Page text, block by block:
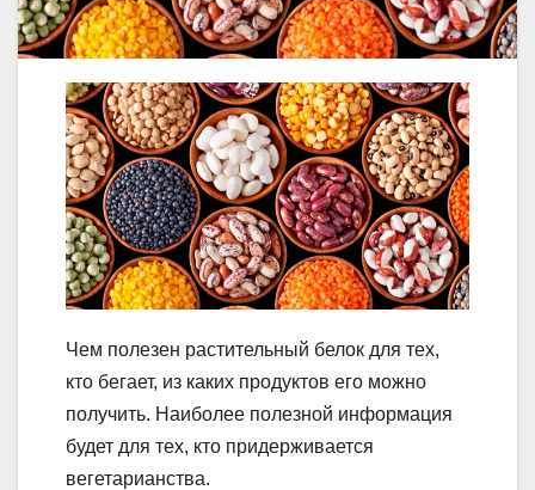
Чем полезен растительный белок для тех,
кто бегает, из каких продуктов его можно
получить. Наиболее полезной информация
будет для тех, кто придерживается
вегетарианства.